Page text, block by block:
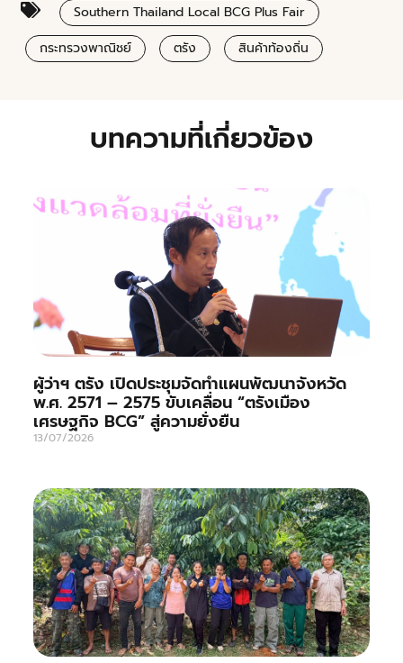
Southern Thailand Local BCG Plus Fair
กระทรวงพาณิชย์
ตรัง สินค้าท้องถิ่น
บทความที่เกี่ยวข้อง
ผู้ว่าฯ ตรัง เปิดประชุมจัดทำแผนพัฒนาจังหวัด
พ.ศ. 2571 – 2575 ขับเคลื่อน “ตรังเมือง
เศรษฐกิจ BCG” สู่ความยั่งยืน
13/07/2026